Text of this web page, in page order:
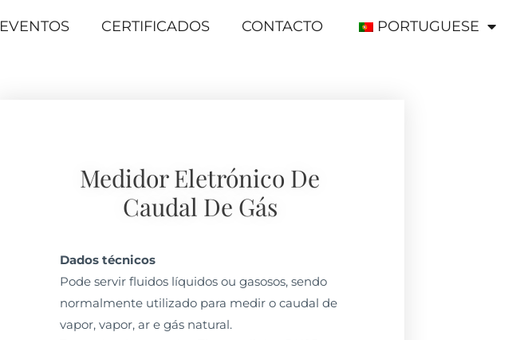
EVENTOS CERTIFICADOS CONTACTO PORTUGUESE
Medidor Eletrónico De
Caudal De Gás
Dados técnicos
Pode servir fluidos líquidos ou gasosos, sendo
normalmente utilizado para medir o caudal de
vapor, vapor, ar e gás natural.